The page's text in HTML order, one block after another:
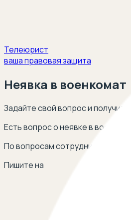
Телеюрист
ваша правовая защита
Неявка в военкомат
Задайте свой вопрос и
Есть вопрос о неявке в
По вопросам сотрудничества
Пишите на